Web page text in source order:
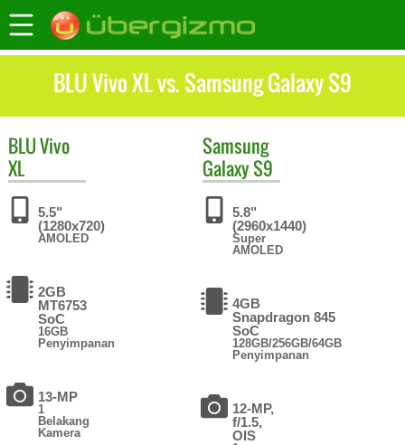
BLU Vivo XL vs. Samsung Galaxy S9
BLUVivo
XL
5.5"
(1280x720)
AMOLED
2GB
MT6753
SoC
16GB
Penyimpanan
13-MP
1
Belakang
Kamera
Samsung
Galaxy S9
5.8"
(2960x1440)
Super
AMOLED
4GB
Snapdragon 845
SoC
128GB/256GB/64GB
Penyimpanan
12-MP,
f/1.5,
OIS